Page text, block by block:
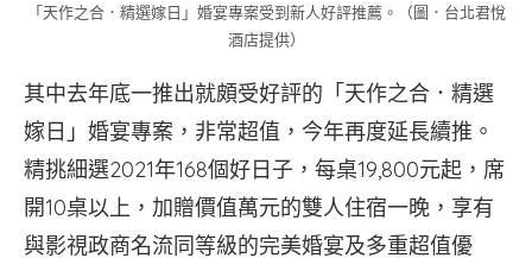
「天作之合．精選嫁日」婚宴專案受到新人好評推薦。（圖．台北君悅
酒店提供）
其中去年底一推出就頗受好評的「天作之合．精選
嫁日」婚宴專案，非常超值，今年再度延長續推。
精挑細選2021年168個好日子，每桌19,800元起，席
開10桌以上，加贈價值萬元的雙人住宿一晚，享有
與影視政商名流同等級的完美婚宴及多重超值優